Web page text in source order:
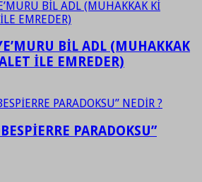
BİL ADL (MUHAKKAK
İLE EMREDER)
PARADOKSU”